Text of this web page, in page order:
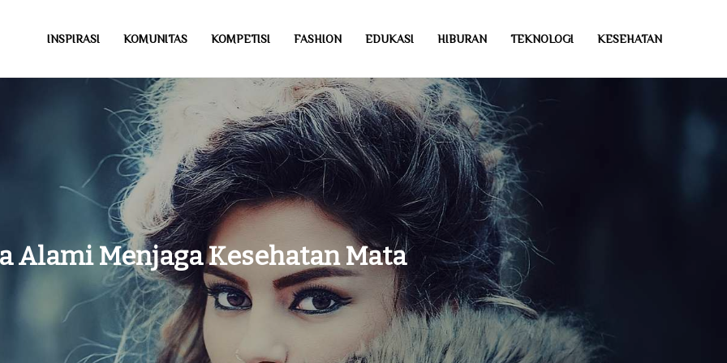
INSPIRASI KOMUNITAS KOMPETISI FASHION EDUKASI HIBURAN TEKNOLOGI KESEHATAN
Alami Menjaga Kesehatan Mata